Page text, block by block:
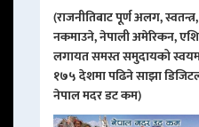
(राजनीतिबाट पूर्ण अलग,
नकमाउने, नेपाली अमेरिकन,
लगायत समस्त समुदायको
१७५ देशमा पढिने साझा डिजिटल
नेपाल मदर डट कम)